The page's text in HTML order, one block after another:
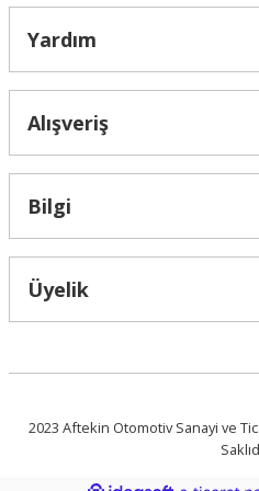
Yardım
Alışveriş
Bilgi
Üyelik
2023 Aftekin Otomotiv Sanayi ve